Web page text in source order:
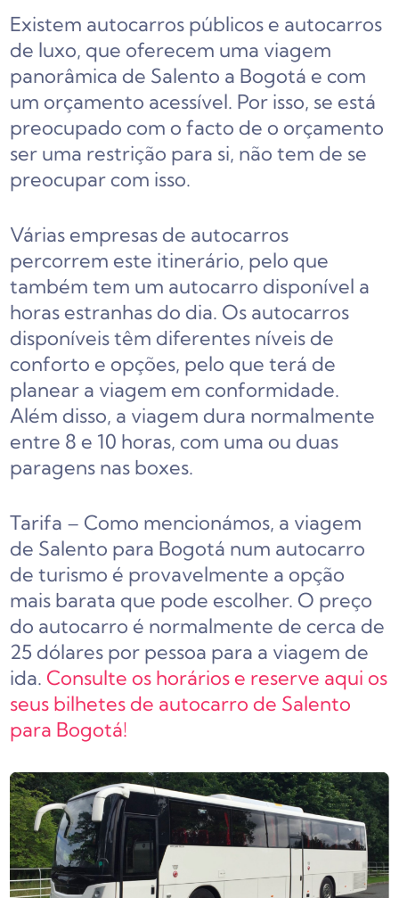
Existem autocarros públicos e autocarros
de luxo, que oferecem uma viagem
panorâmica de Salento a Bogotá e com
um orçamento acessível. Por isso, se está
preocupado com o facto de o orçamento
ser uma restrição para si, não tem de se
preocupar com isso.
Várias empresas de autocarros
percorrem este itinerário, pelo que
também tem um autocarro disponível a
horas estranhas do dia. Os autocarros
disponíveis têm diferentes níveis de
conforto e opções, pelo que terá de
planear a viagem em conformidade.
Além disso, a viagem dura normalmente
entre 8 e 10 horas, com uma ou duas
paragens nas boxes.
Tarifa – Como mencionámos, a viagem
de Salento para Bogotá num autocarro
de turismo é provavelmente a opção
mais barata que pode escolher. O preço
do autocarro é normalmente de cerca de
25 dólares por pessoa para a viagem de
ida. Consulte os horários e reserve aqui os
seus bilhetes de autocarro de Salento
para Bogotá!